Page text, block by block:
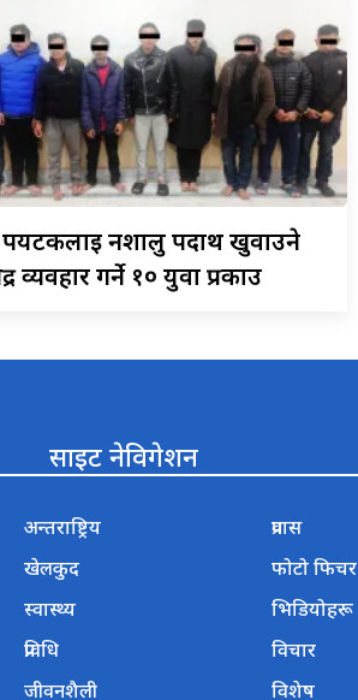
पर्यटकलाई नशालु पदार्थ खुवाउने
व्यवहार गर्ने १० युवा प्रकाउ
साइट नेविगेशन
अन्तराष्ट्रिय
खेलकुद
स्वास्थ्य
प्रविधि
जीवनशैली
प्रवास
फोटो फिचर
भिडियोहरू
विचार
विशेष